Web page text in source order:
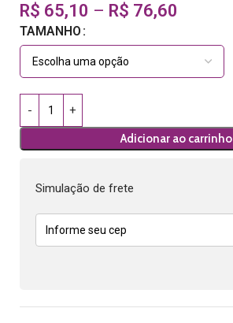
R$ 65,10 – R$ 76,60
TAMANHO
Adicionar ao carrinho
Simulação de frete